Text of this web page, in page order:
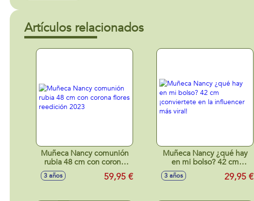
Artículos relacionados
Muñeca Nancy comunión
rubia 48 cm con corona
flores reedición 2023
3 años 59,95 €
Muñeca Nancy ¿qué hay
en mi bolso? 42 cm
¡conviertete en la
influencer más viral!
3 años 29,95 €